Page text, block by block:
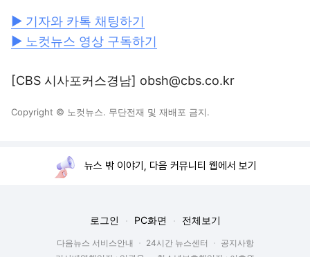
▶ 기자와 카톡 채팅하기
▶ 노컷뉴스 영상 구독하기
[CBS 시사포커스경남] obsh@cbs.co.kr
Copyright © 노컷뉴스. 무단전재 및 재배포 금지.
뉴스 밖 이야기, 다음 커뮤니티 웹에서 보기
로그인 PC화면 전체보기
다음뉴스 서비스안내 24시간 뉴스센터
공지사항